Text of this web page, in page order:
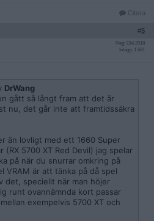
Citera
#5
Reg: Okt 2018
Inlägg: 1 681
DrWang
gått så långt fram att det är
nu, det går inte att framtidssäkra
än lovligt med ett 1660 Super
5700 XT Red Devil) jag spelar
på när du snurrar omkring på
VRAM är att tänka på då spel
det, speciellt när man höjer
runt ovannämnda kort passar
exempelvis 5700 XT och